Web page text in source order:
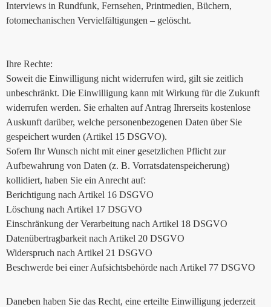
Interviews in Rundfunk, Fernsehen, Printmedien, Büchern,
fotomechanischen Vervielfältigungen – gelöscht.
Ihre Rechte:
Soweit die Einwilligung nicht widerrufen wird, gilt sie zeitlich
unbeschränkt. Die Einwilligung kann mit Wirkung für die Zukunft
widerrufen werden. Sie erhalten auf Antrag Ihrerseits kostenlose
Auskunft darüber, welche personenbezogenen Daten über Sie
gespeichert wurden (Artikel 15 DSGVO).
Sofern Ihr Wunsch nicht mit einer gesetzlichen Pflicht zur
Aufbewahrung von Daten (z. B. Vorratsdatenspeicherung)
kollidiert, haben Sie ein Anrecht auf:
Berichtigung nach Artikel 16 DSGVO
Löschung nach Artikel 17 DSGVO
Einschränkung der Verarbeitung nach Artikel 18 DSGVO
Datenübertragbarkeit nach Artikel 20 DSGVO
Widerspruch nach Artikel 21 DSGVO
Beschwerde bei einer Aufsichtsbehörde nach Artikel 77 DSGVO
Daneben haben Sie das Recht, eine erteilte Einwilligung jederzeit